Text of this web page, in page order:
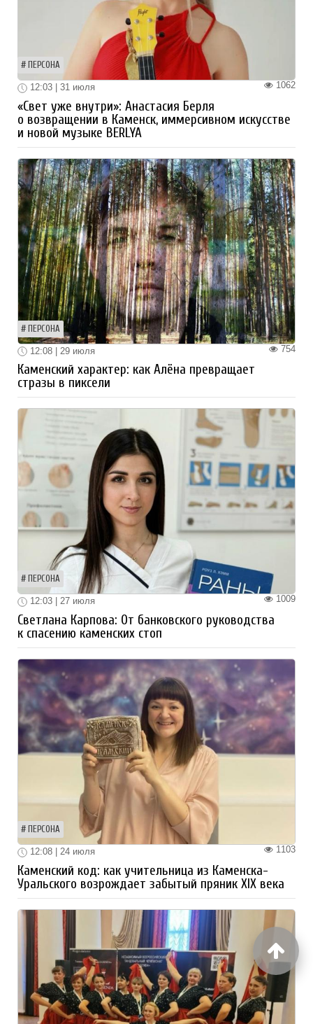
ПЕРСОНА
1062
12:03 | 31 июля
«Свет уже внутри»: Анастасия Берля
о возвращении в Каменск, иммерсивном искусстве
и новой музыке BERLYA
ПЕРСОНА
754
12:08 | 29 июля
Каменский характер: как Алёна превращает
стразы в пиксели
ПЕРСОНА
1009
12:03 | 27 июля
Светлана Карпова: От банковского руководства
к спасению каменских стоп
ПЕРСОНА
1103
12:08 | 24 июля
Каменский код: как учительница из Каменска-
Уральского возрождает забытый пряник XIX века